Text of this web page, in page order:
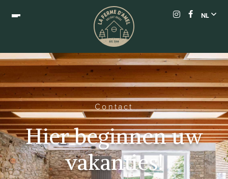
NL
Contact
Hier beginnen uw
vakanties!